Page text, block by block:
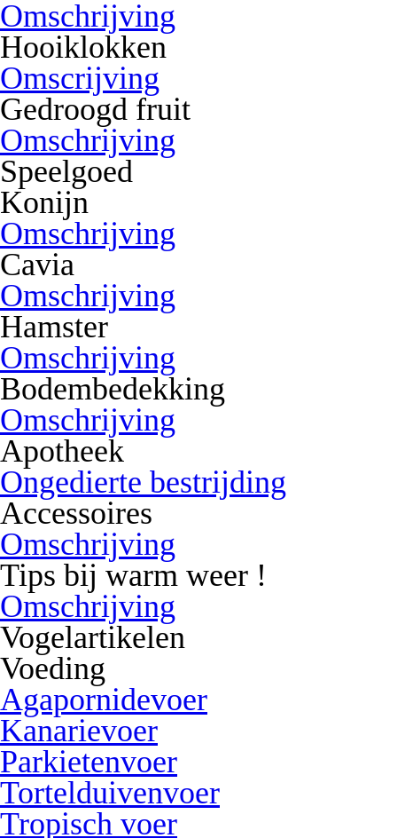
Omschrijving
Hooiklokken
Omscrijving
Gedroogd fruit
Omschrijving
Speelgoed
Konijn
Omschrijving
Cavia
Omschrijving
Hamster
Omschrijving
Bodembedekking
Omschrijving
Apotheek
Ongedierte bestrijding
Accessoires
Omschrijving
Tips bij warm weer !
Omschrijving
Vogelartikelen
Voeding
Agapornidevoer
Kanarievoer
Parkietenvoer
Tortelduivenvoer
Tropisch voer